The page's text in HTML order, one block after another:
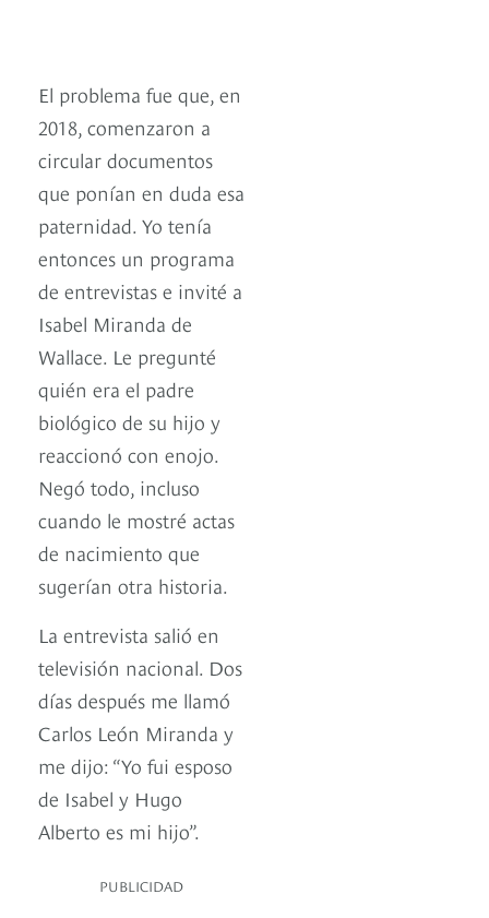
El problema fue que, en
2018, comenzaron a
circular documentos
que ponían en duda esa
paternidad. Yo tenía
entonces un programa
de entrevistas e invité a
Isabel Miranda de
Wallace. Le pregunté
quién era el padre
biológico de su hijo y
reaccionó con enojo.
Negó todo, incluso
cuando le mostré actas
de nacimiento que
sugerían otra historia.
La entrevista salió en
televisión nacional. Dos
días después me llamó
Carlos León Miranda y
me dijo: “Yo fui esposo
de Isabel y Hugo
Alberto es mi hijo”.
PUBLICIDAD